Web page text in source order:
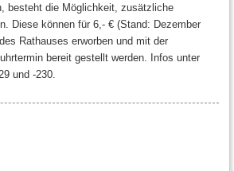
besteht die Möglichkeit, zusätzliche
Diese können für 6,- € (Stand: Dezember
Rathauses erworben und mit der
bereit gestellt werden. Infos unter
und -230.